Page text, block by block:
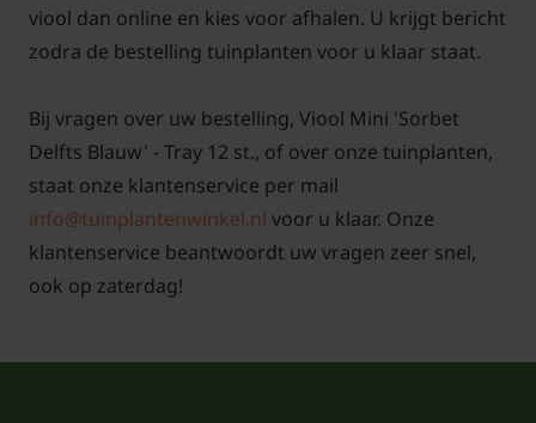
viool dan online en kies voor afhalen. U krijgt bericht
zodra de bestelling tuinplanten voor u klaar staat.
Bij vragen over uw bestelling, Viool Mini 'Sorbet
Delfts Blauw' - Tray 12 st., of over onze tuinplanten,
staat onze klantenservice per mail
info@tuinplantenwinkel.nl voor u klaar. Onze
klantenservice beantwoordt uw vragen zeer snel,
ook op zaterdag!